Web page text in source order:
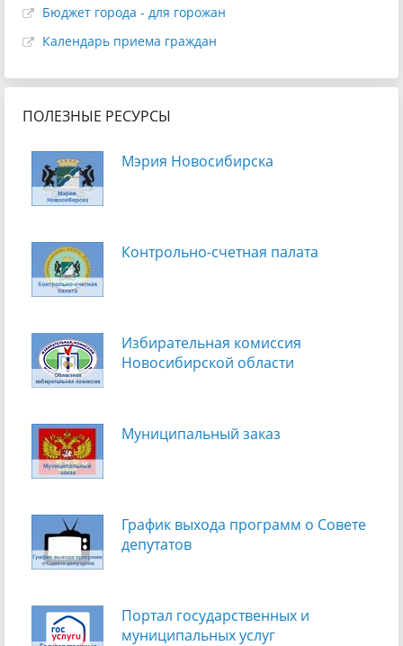
Бюджет города - для горожан
Календарь приема граждан
ПОЛЕЗНЫЕ РЕСУРСЫ
Мэрия Новосибирска
Контрольно-счетная палата
Избирательная комиссия
Новосибирской области
Муниципальный заказ
График выхода программ о Cовете
депутатов
Портал государственных и
муниципальных услуг